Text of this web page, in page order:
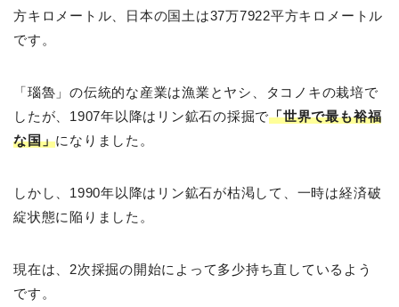
方キロメートル、日本の国土は37万7922平方キロメートル
です。
「瑙魯」の伝統的な産業は漁業とヤシ、タコノキの栽培で
したが、1907年以降はリン鉱石の採掘で「世界で最も裕福
な国」になりました。
しかし、1990年以降はリン鉱石が枯渇して、一時は経済破
綻状態に陥りました。
現在は、2次採掘の開始によって多少持ち直しているよう
です。